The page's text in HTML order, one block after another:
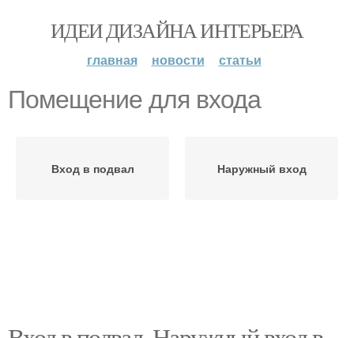
ИДЕИ ДИЗАЙНА ИНТЕРЬЕРА
главная новости статьи
Помещение для входа
Вход в подвал Наружный вход